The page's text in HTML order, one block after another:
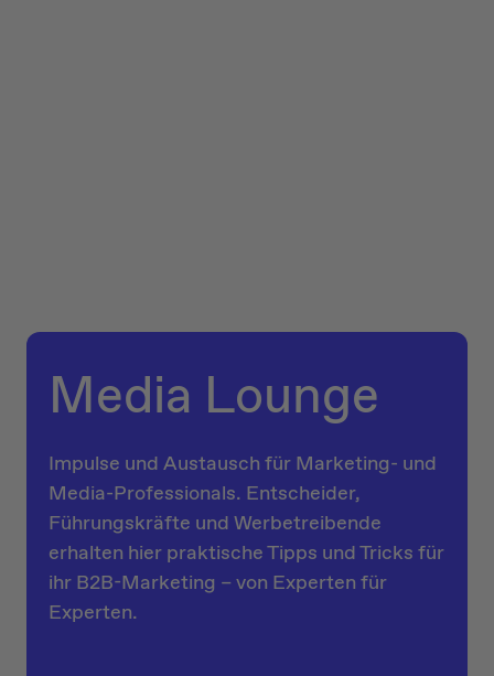
Media Lounge
Impulse und Austausch für Marketing- und
Media-Professionals. Entscheider,
Führungskräfte und Werbetreibende
erhalten hier praktische Tipps und Tricks für
ihr B2B-Marketing – von Experten für
Experten.